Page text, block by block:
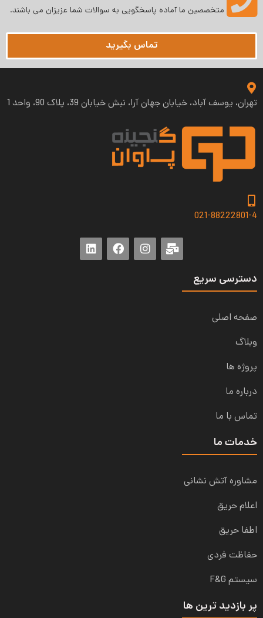
متخصصین ما آماده پاسخگویی به سوالات شما عزیزان می‌ باشند.
تماس بگیرید
تهران، یوسف آباد، خیابان جهان آرا، نبش خیابان 39، پلاک 90، واحد 1
021-88222801-4
دسترسی سریع
صفحه اصلی
وبلاگ
پروژه ها
درباره ما
تماس با ما
خدمات ما
مشاوره آتش نشانی
اعلام حریق
اطفا حریق
حفاظت فردی
سیستم F&G
پر بازدید ترین ها